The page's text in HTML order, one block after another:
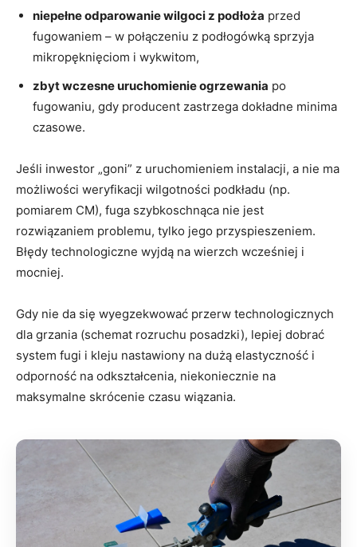
niepełne odparowanie wilgoci z podłoża przed
fugowaniem – w połączeniu z podłogówką sprzyja
mikropęknięciom i wykwitom,
zbyt wczesne uruchomienie ogrzewania po
fugowaniu, gdy producent zastrzega dokładne minima
czasowe.
Jeśli inwestor „goni” z uruchomieniem instalacji, a nie ma
możliwości weryfikacji wilgotności podkładu (np.
pomiarem CM), fuga szybkoschnąca nie jest
rozwiązaniem problemu, tylko jego przyspieszeniem.
Błędy technologiczne wyjdą na wierzch wcześniej i
mocniej.
Gdy nie da się wyegzekwować przerw technologicznych
dla grzania (schemat rozruchu posadzki), lepiej dobrać
system fugi i kleju nastawiony na dużą elastyczność i
odporność na odkształcenia, niekoniecznie na
maksymalne skrócenie czasu wiązania.